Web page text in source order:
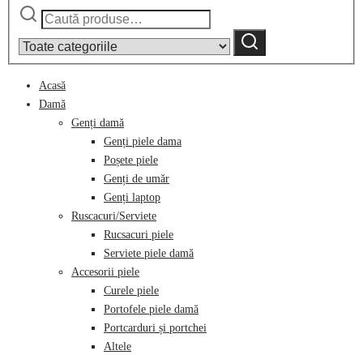
Caută
category:
Caută
Acasă
Damă
Genți damă
Genți piele dama
Poșete piele
Genți de umăr
Genți laptop
Ruscacuri/Serviete
Rucsacuri piele
Serviete piele damă
Accesorii piele
Curele piele
Portofele piele damă
Portcarduri și portchei
Altele